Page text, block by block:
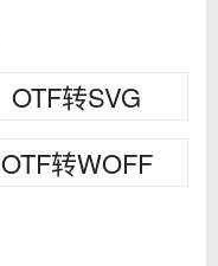
OTF转SVG
OTF转WOFF